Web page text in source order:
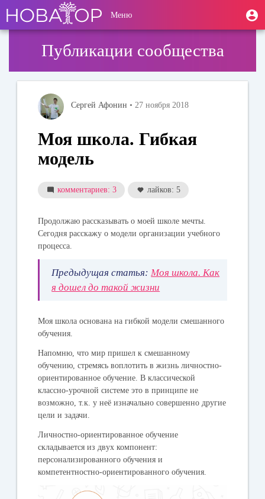
основному
содержанию
User
account
Меню
Публикации сообщества
Сергей Афонин • 27 ноября 2018
Моя школа. Гибкая
модель
комментариев: 3 лайков: 5
Продолжаю рассказывать о моей школе мечты.
Сегодня расскажу о модели организации учебного
процесса.
Предыдущая статья: Моя школа. Как
я дошел до такой жизни
Моя школа основана на гибкой модели смешанного
обучения.
Напомню, что мир пришел к смешанному
обучению, стремясь воплотить в жизнь личностно-
ориентированное обучение. В классической
классно-урочной системе это в принципе не
возможно, т.к. у неё изначально совершенно другие
цели и задачи.
Личностно-ориентированное обучение
складывается из двух компонент:
персонализированного обучения и
компетентностно-ориентированного обучения.